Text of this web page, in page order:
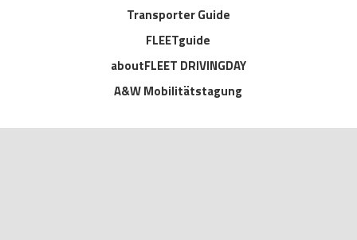
Transporter Guide
FLEETguide
aboutFLEET DRIVINGDAY
A&W Mobilitätstagung